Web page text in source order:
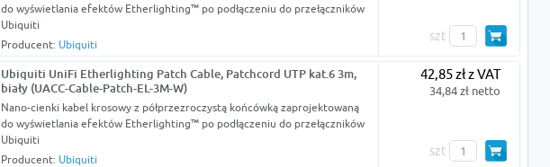
do wyświetlania efektów Etherlighting™ po podłączeniu do przełączników
Ubiquiti
Producent: Ubiquiti
szt
Ubiquiti UniFi Etherlighting Patch Cable, Patchcord UTP kat.6 3m,
biały (UACC-Cable-Patch-EL-3M-W)
Nano-cienki kabel krosowy z półprzezroczystą końcówką zaprojektowaną
do wyświetlania efektów Etherlighting™ po podłączeniu do przełączników
Ubiquiti
Producent: Ubiquiti
42,85 zł z VAT
34,84 zł netto
szt